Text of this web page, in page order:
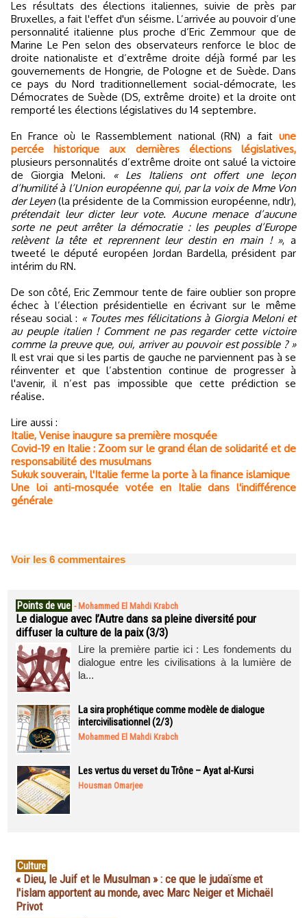
Les résultats des élections italiennes, suivie de près par
Bruxelles, a fait l'effet d'un séisme. L’arrivée au pouvoir d’une
personnalité italienne plus proche d’Eric Zemmour que de
Marine Le Pen selon des observateurs renforce le bloc de
droite nationaliste et d’extrême droite déjà formé par les
gouvernements de Hongrie, de Pologne et de Suède. Dans
ce pays du Nord traditionnellement social-démocrate, les
Démocrates de Suède (DS, extrême droite) et la droite ont
remporté les élections législatives du 14 septembre.
En France où le Rassemblement national (RN) a fait une
percée historique aux dernières élections législatives,
plusieurs personnalités d’extrême droite ont salué la victoire
de Giorgia Meloni. « Les Italiens ont offert une leçon
d’humilité à l’Union européenne qui, par la voix de Mme Von
der Leyen (la présidente de la Commission européenne, ndlr),
prétendait leur dicter leur vote. Aucune menace d’aucune
sorte ne peut arrêter la démocratie : les peuples d’Europe
relèvent la tête et reprennent leur destin en main ! », a
tweeté le député européen Jordan Bardella, président par
intérim du RN.
De son côté, Eric Zemmour tente de faire oublier son propre
échec à l’élection présidentielle en écrivant sur le même
réseau social : « Toutes mes félicitations à Giorgia Meloni et
au peuple italien ! Comment ne pas regarder cette victoire
comme la preuve que, oui, arriver au pouvoir est possible ? »
Il est vrai que si les partis de gauche ne parviennent pas à se
réinventer et que l’abstention continue de progresser à
l'avenir, il n’est pas impossible que cette prédiction se
réalise.
Lire aussi :
Italie, Venise inaugure sa première mosquée
Covid-19 en Italie : Zoom sur le grand élan de solidarité et de
responsabilité des musulmans
Sukuk souverain, l'Italie ferme la porte à la finance islamique
Une loi anti-mosquée votée en Italie dans l'indifférence
générale
Voir les 6 commentaires
Points de vue - Mohammed El Mahdi Krabch
Le dialogue avec l’Autre dans sa pleine diversité pour
diffuser la culture de la paix (3/3)
Lire la première partie ici : Les fondements du
dialogue entre les civilisations à la lumière de
la...
La sira prophétique comme modèle de dialogue
intercivilisationnel (2/3)
Mohammed El Mahdi Krabch
Les vertus du verset du Trône – Ayat al-Kursi
Housman Omarjee
Culture
« Dieu, le Juif et le Musulman » : ce que le judaïsme et
l'islam apportent au monde, avec Marc Neiger et Michaël
Privot